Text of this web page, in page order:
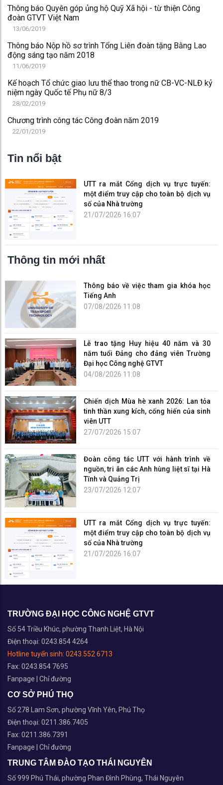
Thông báo Quyên góp ủng hộ Quỹ Xã hội - từ thiện Công
đoàn GTVT Việt Nam
13/06/2019
Thông báo Nộp hồ sơ trình Tổng Liên đoàn tặng Bằng Lao
động sáng tạo năm 2018
11/06/2019
Kế hoạch Tổ chức giao lưu thể thao trong nữ CB-VC-NLĐ kỷ
niệm ngày Quốc tế Phụ nữ 8/3
28/02/2019
Chương trình công tác Công đoàn năm 2019
22/01/2019
Tin nổi bật
UTT ra mắt Cổng dịch vụ trực tuyến:
một điểm truy cập cho toàn bộ dịch vụ
số của Nhà trường
21/07/2026 16:07
Thông tin mới nhất
Thông báo về việc tham gia khóa học
Tiếng Anh
07/08/2026 11:08
Lễ trao tặng Huy hiệu 40 năm và 30
năm tuổi Đảng cho đảng viên Trường
Đại học Công nghệ GTVT
04/08/2026 11:08
Chiến dịch Mùa hè xanh 2026: Lan tỏa
tinh thần xung kích, cống hiến của sinh
viên UTT
27/07/2026 15:07
Đoàn công tác UTT với hành trình về
nguồn, tri ân các Anh hùng liệt sĩ tại Hà
Tĩnh và Quảng Trị
23/07/2026 12:07
UTT ra mắt Cổng dịch vụ trực tuyến:
một điểm truy cập cho toàn bộ dịch vụ
số của Nhà trường
21/07/2026 16:07
TRƯỜNG ĐẠI HỌC CÔNG NGHỆ GTVT
Số 54 Triều Khúc, phường Thanh Liệt, Hà Nội
Điện thoại: 0243.854 4264
Hotline tuyển sinh: 0243.552 6713
Fax: 0243.854 7695
Fanpage
Chỉ đường
CƠ SỞ PHÚ THỌ
Số 278 Lam Sơn, phường Vĩnh Yên, Phú Thọ
Điện thoại: 0211.386.7405
Fax: 0211.386.7391
Fanpage
Chỉ đường
TRUNG TÂM ĐÀO TẠO THÁI NGUYÊN
Số 999 Phú Thái, phường Phan Đình Phùng, Thái Nguyên